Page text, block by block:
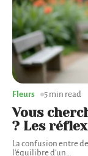
Vous
? Les
La confusion entre
l'équilibre d'un…
Fleurs 5 min read